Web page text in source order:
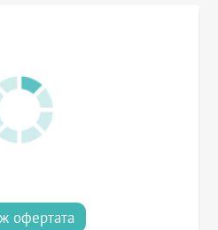
офертата